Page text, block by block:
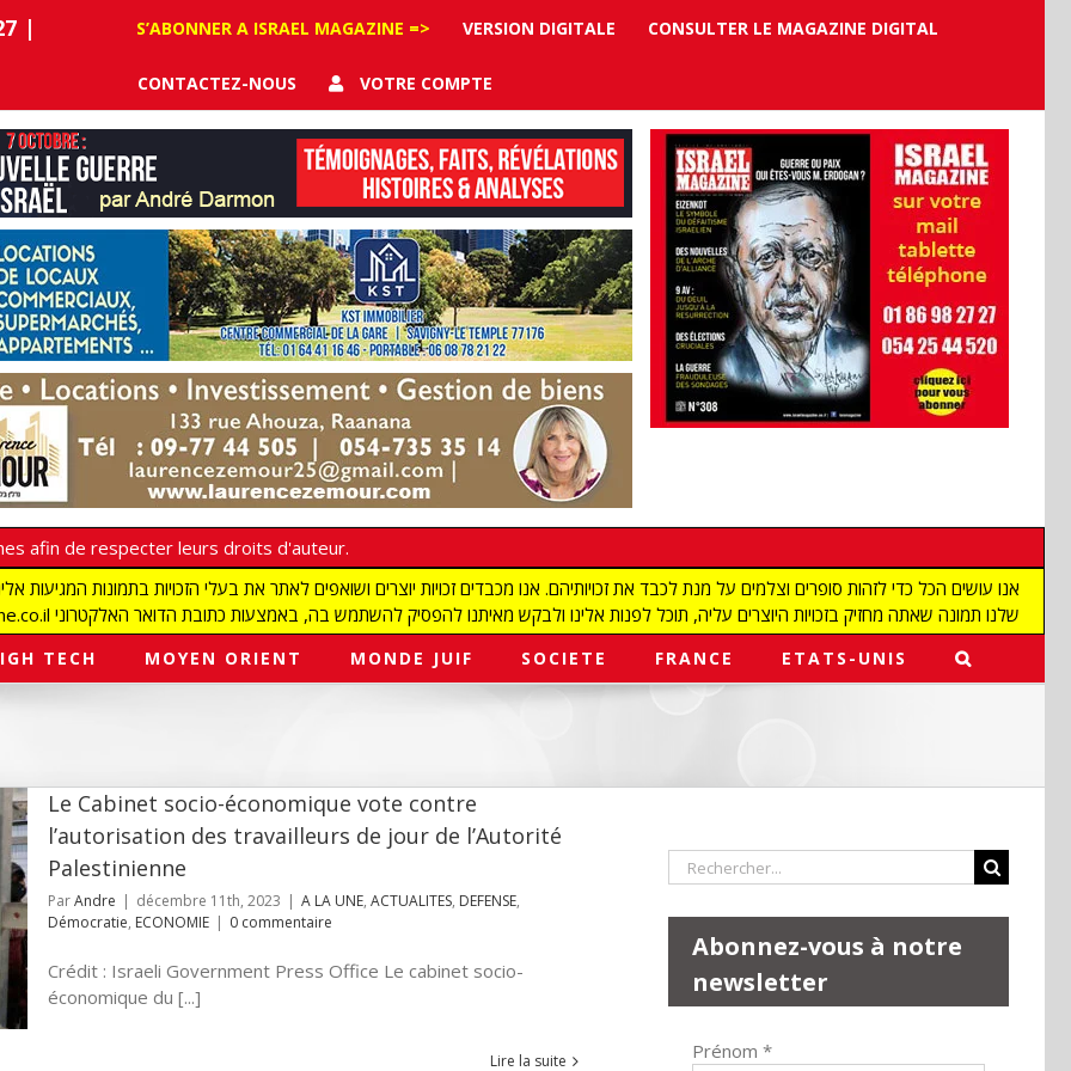
|
S’ABONNER A ISRAEL MAGAZINE => VERSION DIGITALE CONSULTER LE MAGAZINE DIGITAL
CONTACTEZ-NOUS VOTRE COMPTE
afin de respecter leurs droits d'auteur.
redaction@israelmagazine.co.il שלנו תמונה שאתה מחזיק בזכויות היוצרים עליה, תוכל לפנות אלינו ולבקש מאיתנו להפסיק להשתמש בה, באמצעות כתובת הדואר האלקטרוני
TECH MOYEN ORIENT MONDE JUIF SOCIETE FRANCE ETATS-UNIS
Le Cabinet socio-économique vote contre
l’autorisation des travailleurs de jour de l’Autorité
Palestinienne
ParAndre | décembre 11th, 2023 | A LA UNE, ACTUALITES, DEFENSE,
Démocratie, ECONOMIE | 0 commentaire
Crédit : Israeli Government Press Office Le cabinet socio-
économique du [...]
Lire la suite
Rechercher:
Abonnez-vous à notre
newsletter
Prénom *